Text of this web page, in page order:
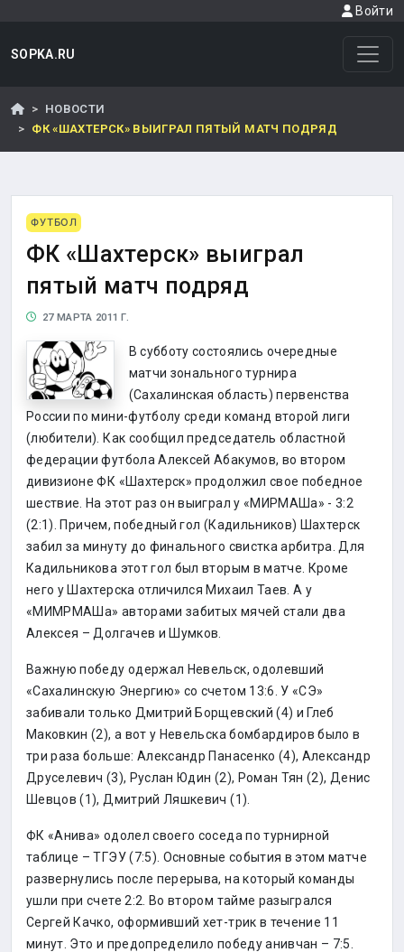
Войти
SOPKA.RU
НОВОСТИ
ФК «ШАХТЕРСК» ВЫИГРАЛ ПЯТЫЙ МАТЧ ПОДРЯД
ФУТБОЛ
ФК «Шахтерск» выиграл
пятый матч подряд
27 МАРТА 2011 Г.
В субботу состоялись очередные
матчи зонального турнира
(Сахалинская область) первенства
России по мини-футболу среди команд второй лиги
(любители). Как сообщил председатель областной
федерации футбола Алексей Абакумов, во втором
дивизионе ФК «Шахтерск» продолжил свое победное
шествие. На этот раз он выиграл у «МИРМАШа» - 3:2
(2:1). Причем, победный гол (Кадильников) Шахтерск
забил за минуту до финального свистка арбитра. Для
Кадильникова этот гол был вторым в матче. Кроме
него у Шахтерска отличился Михаил Таев. А у
«МИМРМАШа» авторами забитых мячей стали два
Алексея – Долгачев и Шумков.
Важную победу одержал Невельск, одолевший
«Сахалинскую Энергию» со счетом 13:6. У «СЭ»
забивали только Дмитрий Борщевский (4) и Глеб
Маковкин (2), а вот у Невельска бомбардиров было в
три раза больше: Александр Панасенко (4), Александр
Друселевич (3), Руслан Юдин (2), Роман Тян (2), Денис
Шевцов (1), Дмитрий Ляшкевич (1).
ФК «Анива» одолел своего соседа по турнирной
таблице – ТГЭУ (7:5). Основные события в этом матче
развернулись после перерыва, на который команды
ушли при счете 2:2. Во втором тайме разыгрался
Сергей Качко, оформивший хет-трик в течение 11
минут. Это и предопределило победу анивчан – 7:5.